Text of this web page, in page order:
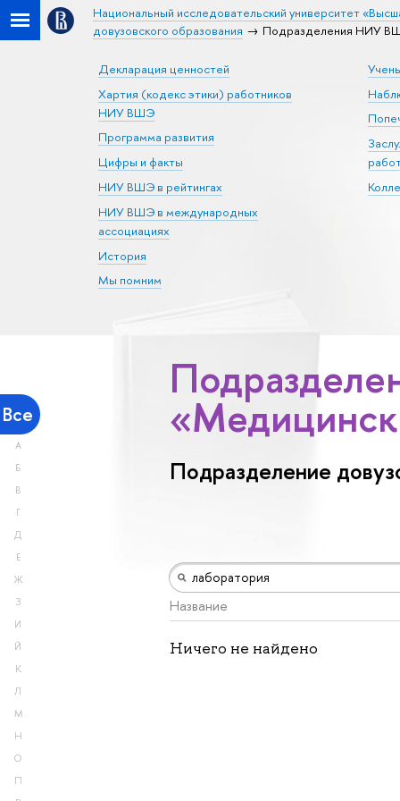
Национальный исследовательский университет
довузовского образования
Подразделения НИУ
Декларация ценностей
Хартия (кодекс этики) работников
НИУ ВШЭ
Программа развития
Цифры и факты
НИУ ВШЭ в рейтингах
НИУ ВШЭ в международных
ассоциациях
История
Мы помним
Все
А
Б
В
Г
Д
Е
Ж
З
И
Й
К
Л
М
Н
О
П
Подразделение
Название
Ничего не найдено